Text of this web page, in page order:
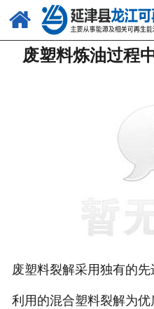
废塑料炼油过程
废塑料裂解采用独有的
利用的混合塑料裂解为